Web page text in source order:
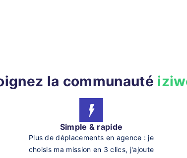
la communauté
Simple & rapide
Plus de déplacements en agence : je
choisis ma mission en 3 clics, j'ajoute